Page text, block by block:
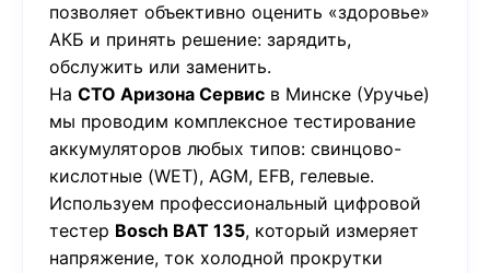
позволяет объективно оценить «здоровье»
АКБ и принять решение: зарядить,
обслужить или заменить.
На СТО Аризона Сервис в Минске (Уручье)
мы проводим комплексное тестирование
аккумуляторов любых типов: свинцово-
кислотные (WET), AGM, EFB, гелевые.
Используем профессиональный цифровой
тестер Bosch BAT 135, который измеряет
напряжение, ток холодной прокрутки